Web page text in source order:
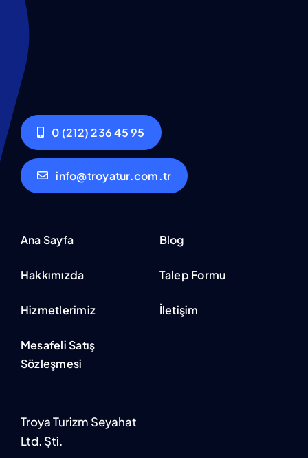
0 (212) 236 45 95
info@troyatur.com.tr
Ana Sayfa
Hakkımızda
Hizmetlerimiz
Mesafeli Satış
Sözleşmesi
Blog
Talep Formu
İletişim
Troya Turizm Seyahat
Ltd. Şti.